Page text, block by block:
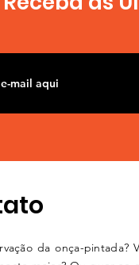
da onça-pintada?